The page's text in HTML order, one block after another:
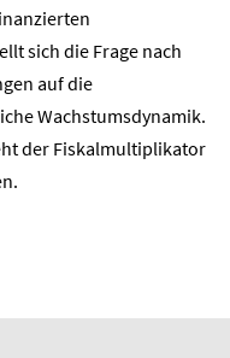
sich die Frage nach
auf die
Wachstumsdynamik.
der Fiskalmultiplikator